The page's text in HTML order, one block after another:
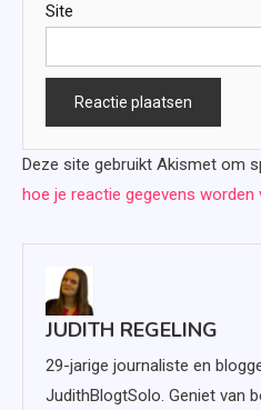
Site
Deze site gebruikt Akismet om
hoe je reactie gegevens worden
JUDITH REGELING
29-jarige journaliste en
JudithBlogtSolo. Geniet van